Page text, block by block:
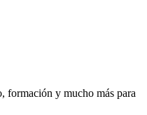
formación y mucho más para